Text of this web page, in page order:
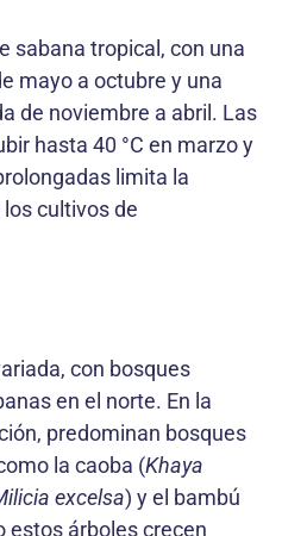
sabana tropical, con una
mayo a octubre y una
de noviembre a abril. Las
hasta 40 °C en marzo y
limita la
cultivos de
con bosques
en el norte. En la
predominan bosques
la caoba (Khaya
excelsa) y el bambú
estos árboles crecen